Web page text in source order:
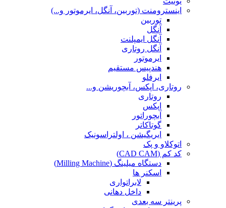
اینسترومنت (توربین، آنگل، ایرموتور و...)
توربین
آنگل
آنگل ایمپلنت
آنگل روتاری
ایرموتور
هندپیس مستقیم
ایرفلو
روتاری، اپکس، آبچوریشن و...
روتاری
اپکس
آبچوراتور
گوتاکاتر
ایریگیشن ، اولتراسونیک
اتوکلاو و پک
کد کم (CAD CAM)
دستگاه میلینگ (Milling Machine)
اسکنر ها
لابراتواری
داخل دهانی
پرینتر سه بعدی